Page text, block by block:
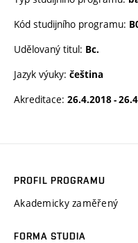
Kód studijního programu:
Udělovaný titul: Bc.
Jazyk výuky: čeština
Akreditace: 26.4.2018 -
PROFIL PROGRAMU
Akademicky zaměřený
FORMA STUDIA